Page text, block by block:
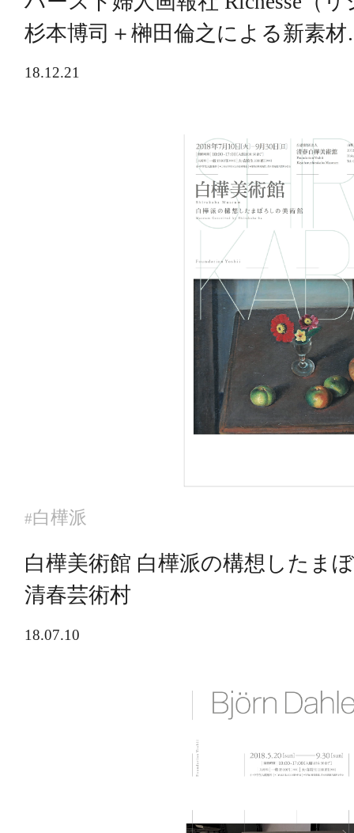
杉本博司＋榊田倫之による新素
18.12.21
#白樺派
白樺美術館 白樺派の構想したま
清春芸術村
18.07.10